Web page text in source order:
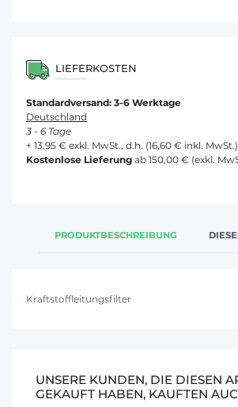
LIEFERKOSTEN
Standardversand: 3-6 Werktage
Deutschland
3 - 6 Tage
+ 13,95 € exkl. MwSt., d.h. (16,60 € inkl. MwSt.)
Kostenlose Lieferung ab 150,00 € (exkl.
PRODUKTBESCHREIBUNG
Kraftstoffleitungsfilter
UNSERE KUNDEN, DIE DIESEN
GEKAUFT HABEN, KAUFTEN